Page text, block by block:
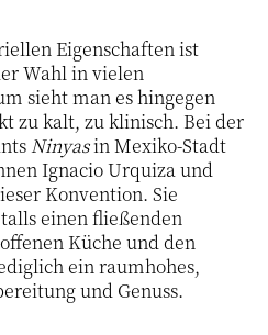
Eigenschaften ist
Wahl in vielen
sieht man es hingegen
zu kalt, zu klinisch. Bei der
Ninyasin Mexiko-Stadt
Ignacio Urquiza und
Konvention. Sie
einen fließenden
Küche und den
ein raumhohes,
und Genuss.